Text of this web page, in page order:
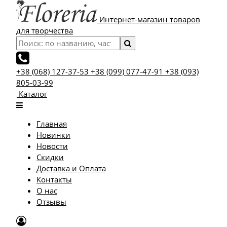
Интернет-магазин товаров
для творчества
+38 (068) 127-37-53 +38 (099) 077-47-91 +38 (093)
805-03-99
Каталог
Главная
Новинки
Новости
Скидки
Доставка и Оплата
Контакты
О нас
Отзывы